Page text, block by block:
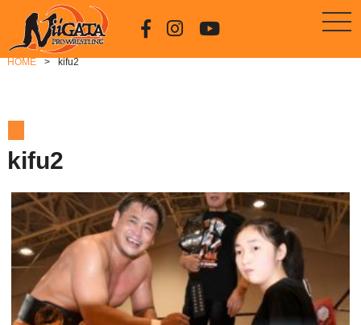
HOME kifu2
kifu2